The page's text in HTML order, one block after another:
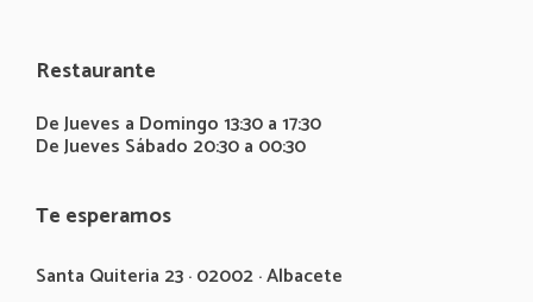
Restaurante
De Jueves a Domingo 13:30 a 17:30
De Jueves Sábado 20:30 a 00:30
Te esperamos
Santa Quiteria 23 · 02002 · Albacete